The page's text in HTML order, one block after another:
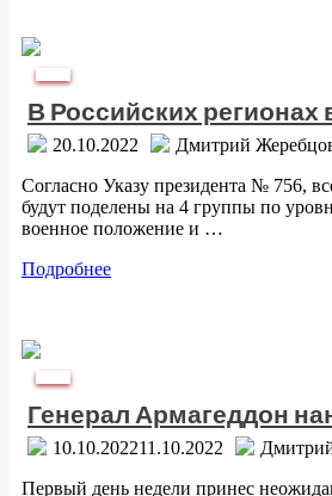
В Российских регионах
20.10.2022 Дмитрий
Согласно Указу президента № 756,
будут поделены на 4 группы по
военное положение и …
Подробнее
Генерал Армагеддон
10.10.202211.10.2022
Первый день недели принес